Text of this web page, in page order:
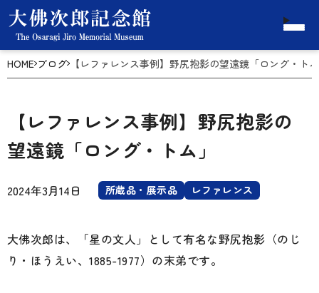
HOME ブログ 【レファレンス事例】野尻抱影の望遠鏡「ロング・ト
【レファレンス事例】野尻抱影の
望遠鏡「ロング・トム」
2024年3月14日 所蔵品・展示品 レファレンス
大佛次郎は、「星の文人」として有名な野尻抱影（のじ
り・ほうえい、1885-1977）の末弟です。